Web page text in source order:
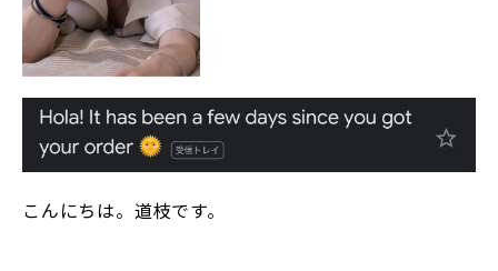
こんにちは。道枝です。